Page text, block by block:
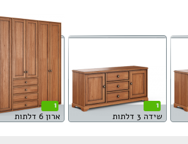
1
שידה 3 דלתות
1
ארון 6 דלתות